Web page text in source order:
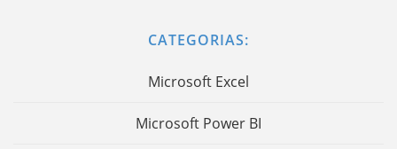
CATEGORIAS:
Microsoft Excel
Microsoft Power BI